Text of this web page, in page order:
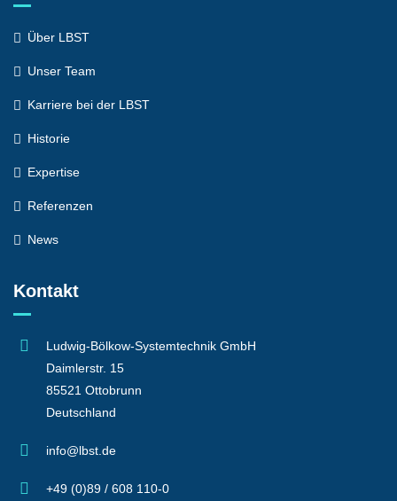
Über LBST
Unser Team
Karriere bei der LBST
Historie
Expertise
Referenzen
News
Kontakt
Ludwig-Bölkow-Systemtechnik GmbH
Daimlerstr. 15
85521 Ottobrunn
Deutschland
info@lbst.de
+49 (0)89 / 608 110-0